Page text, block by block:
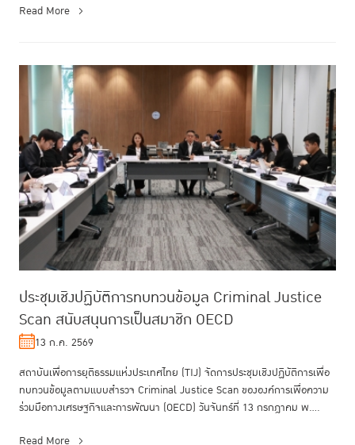
Read More
ประชุมเชิงปฏิบัติการทบทวนข้อมูล Criminal Justice
Scan สนับสนุนการเป็นสมาชิก OECD
13 ก.ค. 2569
สถาบันเพื่อการยุติธรรมแห่งประเทศไทย (TIJ) จัดการประชุมเชิงปฏิบัติการเพื่อ
ทบทวนข้อมูลตามแบบสำรวจ Criminal Justice Scan ขององค์การเพื่อความ
ร่วมมือทางเศรษฐกิจและการพัฒนา (OECD) วันจันทร์ที่ 13 กรกฎาคม พ....
Read More